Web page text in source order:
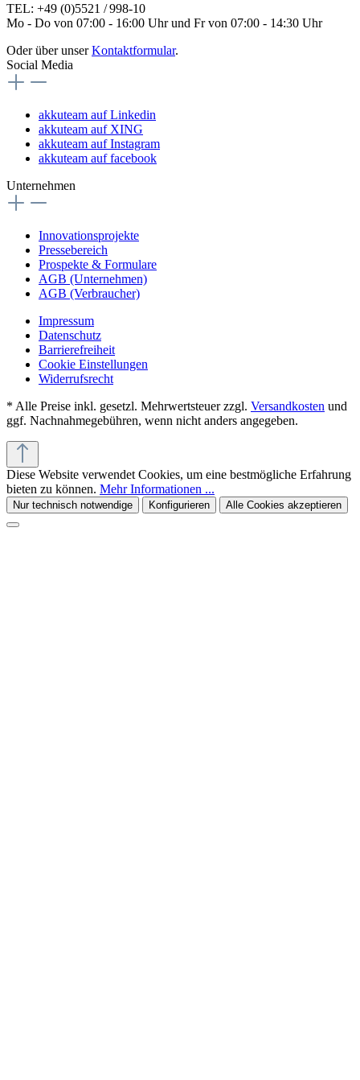
TEL: +49 (0)5521 / 998-10
Mo - Do von 07:00 - 16:00 Uhr und Fr von 07:00 - 14:30 Uhr
Oder über unserKontaktformular.
Social Media
akkuteam auf Linkedin
akkuteam auf XING
akkuteam auf Instagram
akkuteam auf facebook
Unternehmen
Innovationsprojekte
Pressebereich
Prospekte & Formulare
AGB (Unternehmen)
AGB (Verbraucher)
Impressum
Datenschutz
Barrierefreiheit
Cookie Einstellungen
Widerrufsrecht
* Alle Preise inkl. gesetzl. Mehrwertsteuer zzgl. Versandkosten und
ggf. Nachnahmegebühren, wenn nicht anders angegeben.
Diese Website verwendet Cookies, um eine bestmögliche Erfahrung
bieten zu können. Mehr Informationen ...
Nur technisch notwendige Konfigurieren Alle Cookies akzeptieren